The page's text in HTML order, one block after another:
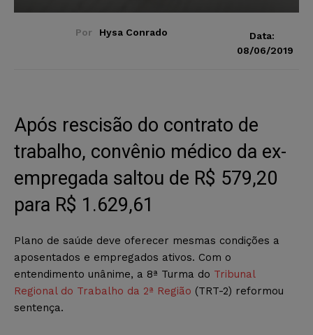
Por Hysa Conrado
Data:
08/06/2019
Após rescisão do contrato de
trabalho, convênio médico da ex-
empregada saltou de R$ 579,20
para R$ 1.629,61
Plano de saúde deve oferecer mesmas condições a
aposentados e empregados ativos. Com o
entendimento unânime, a 8ª Turma do Tribunal
Regional do Trabalho da 2ª Região (TRT-2) reformou
sentença.